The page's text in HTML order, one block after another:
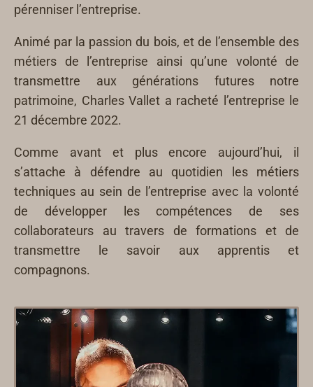
pérenniser l’entreprise.
Animé par la passion du bois, et de l’ensemble des
métiers de l’entreprise ainsi qu’une volonté de
transmettre aux générations futures notre
patrimoine, Charles Vallet a racheté l’entreprise le
21 décembre 2022.
Comme avant et plus encore aujourd’hui, il
s’attache à défendre au quotidien les métiers
techniques au sein de l’entreprise avec la volonté
de développer les compétences de ses
collaborateurs au travers de formations et de
transmettre le savoir aux apprentis et
compagnons.